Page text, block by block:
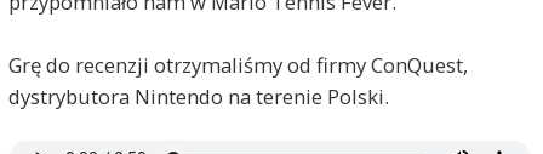
Grę do recenzji otrzymaliśmy od firmy ConQuest,
dystrybutora Nintendo na terenie Polski.